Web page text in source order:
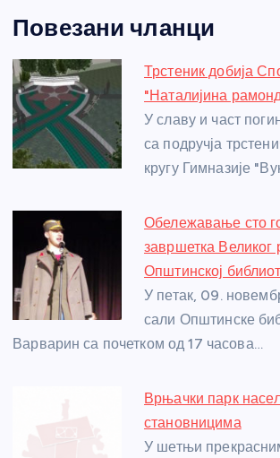
c
e
b
o
o
k
ss
e
n
g
er
itt
er
er at
s
A
p
p
a
g
e
e
Повезани чланци
Трстеник добија
"Наталијина
У славу и част
са подручја
кругу Гимназије
Обележавање сто
завршетка Великог
Општинској
У петак, 09.
сали Општинске
Варварин са почетком од 17 часова…
Врњачки парк
становницима
У шетњи